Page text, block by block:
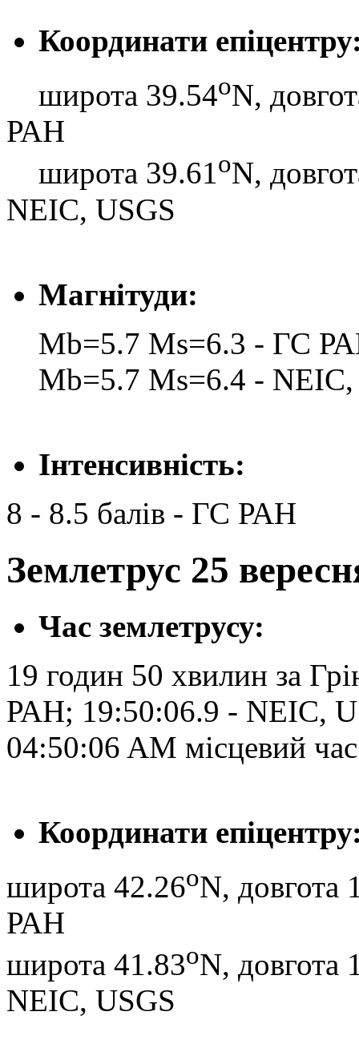
Координати
широта 39.54oN,
РАН
широта 39.61oN,
NEIC, USGS
Магнітуди:
Mb=5.7 Ms=6.3 - ГС
Mb=5.7 Ms=6.4 - NEIC,
Інтенсивність:
8 - 8.5 балів - ГС РАН
Землетрус 25
Час землетрусу:
19 годин 50 хвилин за
РАН; 19:50:06.9 - NEIC,
04:50:06 AM місцевий час
Координати
широта 42.26oN, довгота
РАН
широта 41.83oN, довгота
NEIC, USGS